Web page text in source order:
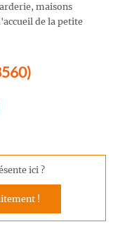
maisons
de la petite
ici ?
!